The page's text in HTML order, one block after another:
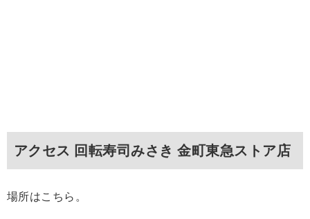
アクセス 回転寿司みさき 金町東急ストア店
場所はこちら。